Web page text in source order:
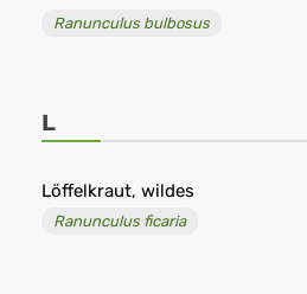
Ranunculus bulbosus
L
Löffelkraut, wildes
Ranunculus ficaria